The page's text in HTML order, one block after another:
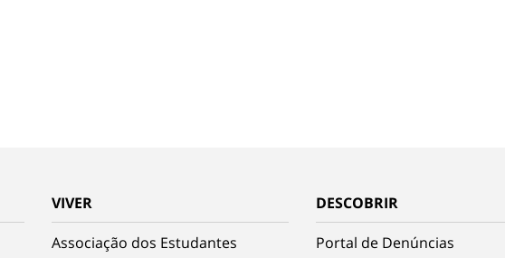
VIVER
Associação dos Estudantes
DESCOBRIR
Portal de Denúncias